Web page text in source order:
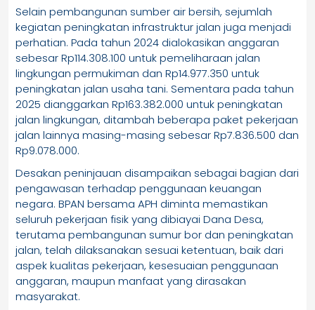
Selain pembangunan sumber air bersih, sejumlah
kegiatan peningkatan infrastruktur jalan juga menjadi
perhatian. Pada tahun 2024 dialokasikan anggaran
sebesar Rp114.308.100 untuk pemeliharaan jalan
lingkungan permukiman dan Rp14.977.350 untuk
peningkatan jalan usaha tani. Sementara pada tahun
2025 dianggarkan Rp163.382.000 untuk peningkatan
jalan lingkungan, ditambah beberapa paket pekerjaan
jalan lainnya masing-masing sebesar Rp7.836.500 dan
Rp9.078.000.
Desakan peninjauan disampaikan sebagai bagian dari
pengawasan terhadap penggunaan keuangan
negara. BPAN bersama APH diminta memastikan
seluruh pekerjaan fisik yang dibiayai Dana Desa,
terutama pembangunan sumur bor dan peningkatan
jalan, telah dilaksanakan sesuai ketentuan, baik dari
aspek kualitas pekerjaan, kesesuaian penggunaan
anggaran, maupun manfaat yang dirasakan
masyarakat.